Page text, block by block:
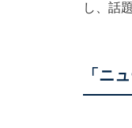
し、話
「ニ